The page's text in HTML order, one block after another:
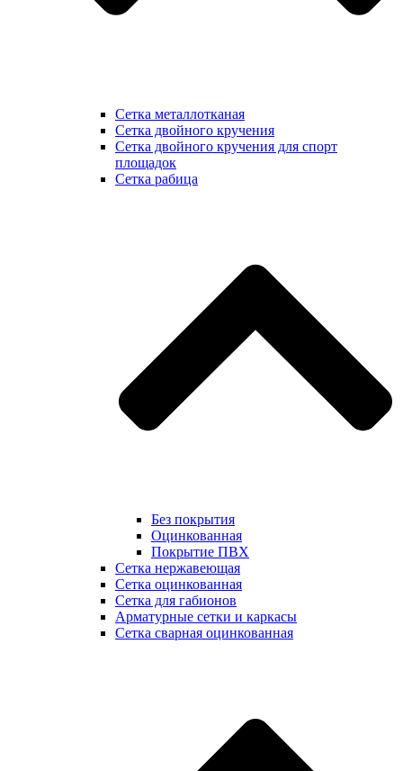
Сетка металлотканая
Сетка двойного кручения
Сетка двойного кручения для спорт
площадок
Сетка рабица
Без покрытия
Оцинкованная
Покрытие ПВХ
Сетка нержавеющая
Сетка оцинкованная
Сетка для габионов
Арматурные сетки и каркасы
Сетка сварная оцинкованная